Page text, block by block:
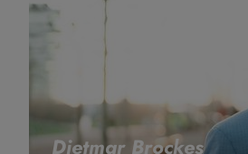
Dietmar Brockes